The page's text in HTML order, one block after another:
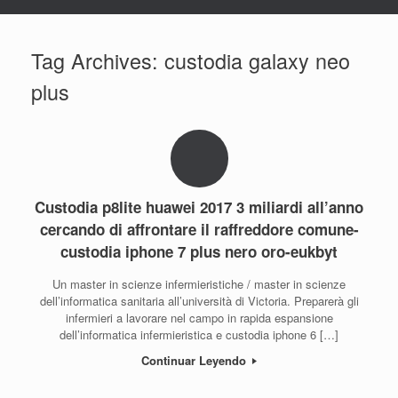
Tag Archives: custodia galaxy neo
plus
Custodia p8lite huawei 2017 3 miliardi all’anno
cercando di affrontare il raffreddore comune-
custodia iphone 7 plus nero oro-eukbyt
Un master in scienze infermieristiche / master in scienze
dell’informatica sanitaria all’università di Victoria. Preparerà gli
infermieri a lavorare nel campo in rapida espansione
dell’informatica infermieristica e custodia iphone 6 […]
Continuar Leyendo